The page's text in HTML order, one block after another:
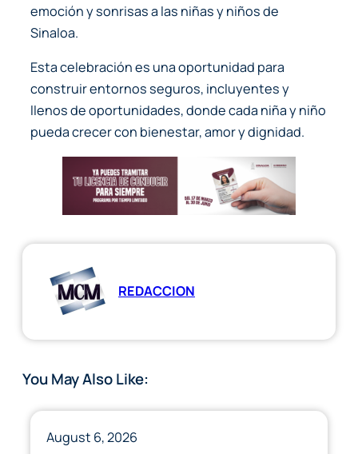
emoción y sonrisas a las niñas y niños de
Sinaloa.
Esta celebración es una oportunidad para
construir entornos seguros, incluyentes y
llenos de oportunidades, donde cada niña y niño
pueda crecer con bienestar, amor y dignidad.
REDACCION
You May Also Like:
August 6, 2026